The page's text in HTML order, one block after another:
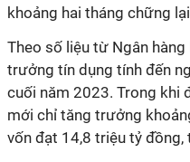
khoảng hai tháng chững
Theo số liệu từ Ngân
trưởng tín dụng tính đến
cuối năm 2023. Trong khi
mới chỉ tăng trưởng
vốn đạt 14,8 triệu tỷ đồng,